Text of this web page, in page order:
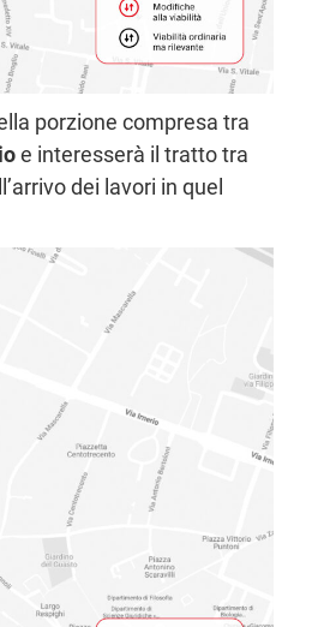
porzione compresa tra
e interesserà il tratto tra
dei lavori in quel